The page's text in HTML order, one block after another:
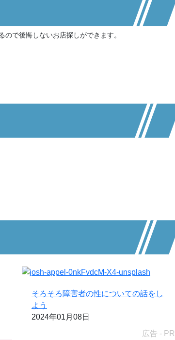
で後悔しないお店探しができます。
そろそろ障害者の性についての話をし
よう
2024年01月08日
広告 - PR